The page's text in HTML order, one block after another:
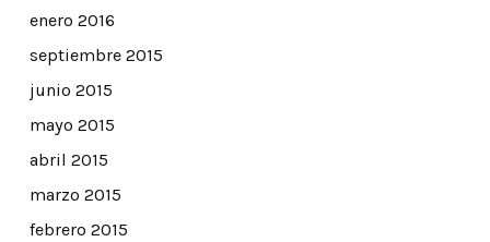
enero 2016
septiembre 2015
junio 2015
mayo 2015
abril 2015
marzo 2015
febrero 2015